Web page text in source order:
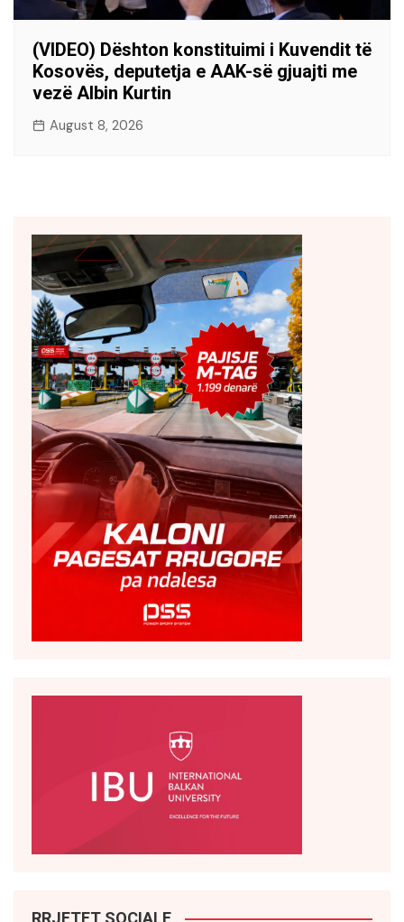
(VIDEO) Dështon konstituimi i Kuvendit të
Kosovës, deputetja e AAK-së gjuajti me
vezë Albin Kurtin
August 8, 2026
RRJETET SOCIALE